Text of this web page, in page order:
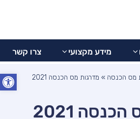
פתח
מידע מקצועי צרו קשר
מס הכנסה» מדרגות מס הכנסה 2021
2021